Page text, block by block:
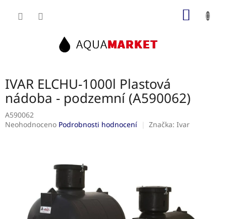
IVAR ELCHU-1000l Plastová
nádoba - podzemní (A590062)
A590062
Průměrné
Neohodnoceno Podrobnosti hodnocení Značka: Ivar